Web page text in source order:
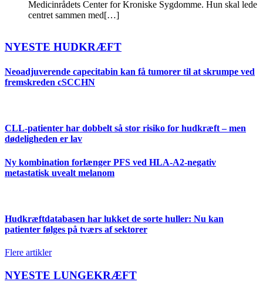
Medicinrådets Center for Kroniske Sygdomme. Hun skal lede
centret sammen med[…]
NYESTE HUDKRÆFT
Neoadjuverende capecitabin kan få tumorer til at skrumpe ved
fremskreden cSCCHN
CLL-patienter har dobbelt så stor risiko for hudkræft – men
dødeligheden er lav
Ny kombination forlænger PFS ved HLA-A2-negativ
metastatisk uvealt melanom
Hudkræftdatabasen har lukket de sorte huller: Nu kan
patienter følges på tværs af sektorer
Flere artikler
NYESTE LUNGEKRÆFT